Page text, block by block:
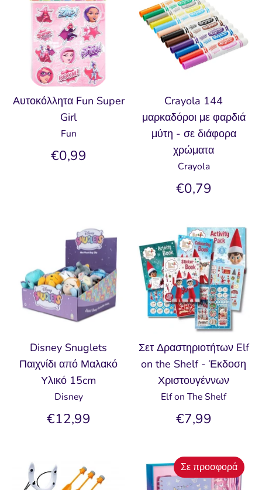
Αυτοκόλλητα Fun Super
Girl
Fun
€0,99
Crayola 144
μαρκαδόροι με φαρδιά
μύτη - σε διάφορα
χρώματα
Crayola
€0,79
Disney Snuglets
Παιχνίδι από Μαλακό
Υλικό 15cm
Disney
€12,99
Σετ Δραστηριοτήτων Elf
on the Shelf - Έκδοση
Χριστουγέννων
Elf on The Shelf
€7,99
Σε προσφορά